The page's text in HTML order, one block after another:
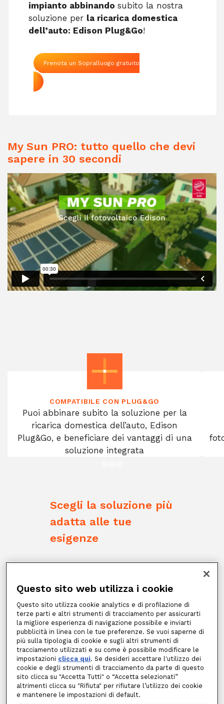
impianto abbinando subito la nostra
soluzione per la ricarica domestica
dell’auto: Edison Plug&Go!
Prenota un Sopralluogo gratuito
My Sun PRO: tutto quello che devi
sapere in 30 secondi
COMPATIBILE CON PLUG&GO
Puoi abbinare subito la soluzione per la
ricarica domestica dell’auto, Edison
Plug&Go, e beneficiare dei vantaggi di una
soluzione integrata
Scegli la soluzione più
adatta alle tue
esigenze
Impianto
Per iniziare
BASIC
Soluzione iniziale per
Questo sito web utilizza i cookie
Questo sito utilizza cookie analytics e di profilazione di
terze parti e altri strumenti di tracciamento per assicurarti
la migliore esperienza di navigazione possibile e inviarti
pubblicità in linea con le tue preferenze. Se vuoi saperne di
più sulla tipologia di cookie e sugli altri strumenti di
tracciamento utilizzati e su come è possibile modificare le
impostazioni clicca qui. Se desideri accettare l'utilizzo dei
cookie e degli strumenti di tracciamento da parte di questo
sito clicca su "Accetta Tutti" o “Accetta selezionati”
altrimenti clicca su "Rifiuta" per rifiutare l’utilizzo dei cookie
e mantenere le impostazioni di default.